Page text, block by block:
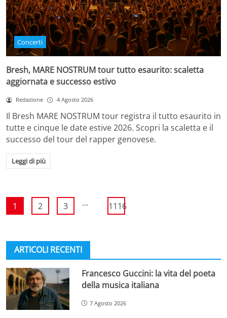
Concerti
Bresh, MARE NOSTRUM tour tutto esaurito: scaletta
aggiornata e successo estivo
Redazione 4 Agosto 2026
Il Bresh MARE NOSTRUM tour registra il tutto esaurito in
tutte e cinque le date estive 2026. Scopri la scaletta e il
successo del tour del rapper genovese.
Leggi di più
1 2 3 ... 1116
ARTICOLI RECENTI
Francesco Guccini: la vita del poeta
della musica italiana
7 Agosto 2026